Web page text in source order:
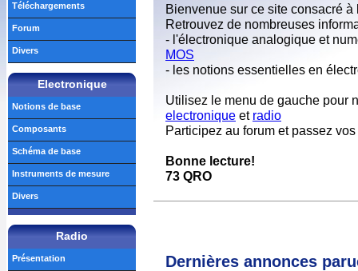
Bienvenue sur ce site consacré
Retrouvez de nombreuses
- l'électronique analogique et
MOS
- les notions essentielles en
Utilisez le menu de gauche pour
electronique et radio
Participez au forum et passez
Bonne lecture!
73 QRO
Dernières annonces
Téléchargements
Forum
Divers
Electronique
Notions de base
Composants
Schéma de base
Instruments de mesure
Divers
Radio
Présentation